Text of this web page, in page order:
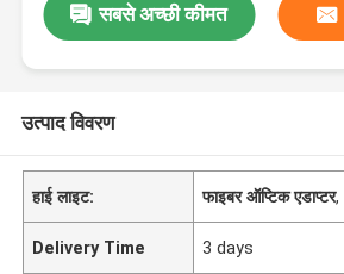
सबसे अच्छी कीमत
उत्पाद विवरण
हाई लाइट: फाइबर ऑप्टिक एडाप्टर,
Delivery Time 3 days